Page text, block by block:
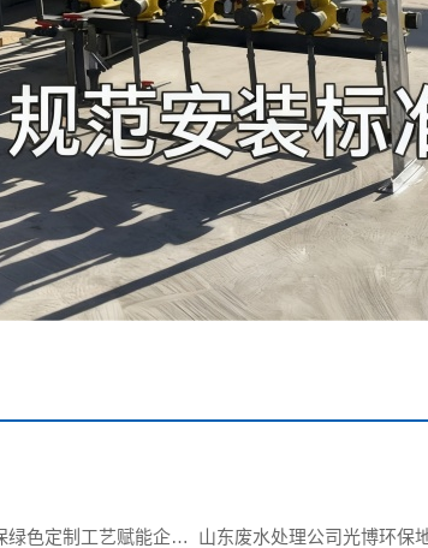
色定制工艺赋能企业 山东废水处理公司光博环